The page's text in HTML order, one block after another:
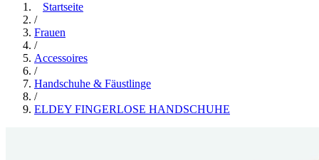
Startseite
/
Frauen
/
Accessoires
/
Handschuhe & Fäustlinge
/
ELDEY FINGERLOSE HANDSCHUHE